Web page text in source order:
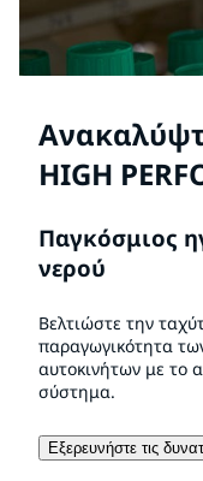
HIGH
Παγκόσμιος
νερού
Βελτιώστε την
παραγωγικότητα
αυτοκινήτων με το
σύστημα.
Εξερευνήστε τις